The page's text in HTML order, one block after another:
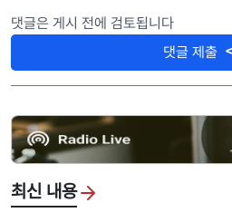
댓글은 게시 전에 검토됩니다
댓글 제출
최신 내용